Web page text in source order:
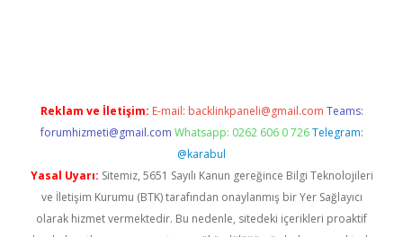
Reklam ve İletişim: E-mail: backlinkpaneli@gmail.com Teams:
forumhizmeti@gmail.com Whatsapp: 0262 606 0 726 Telegram:
@karabul
Yasal Uyarı: Sitemiz, 5651 Sayılı Kanun gereğince Bilgi Teknolojileri
ve İletişim Kurumu (BTK) tarafından onaylanmış bir Yer Sağlayıcı
olarak hizmet vermektedir. Bu nedenle, sitedeki içerikleri proaktif